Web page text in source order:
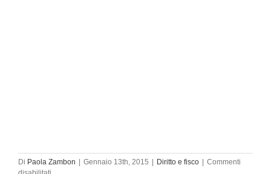
Di Paola Zambon Gennaio 13th, 2015 Diritto e fisco
Commenti